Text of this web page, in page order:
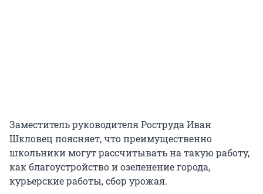
Заместитель руководителя Роструда Иван
Шкловец поясняет, что преимущественно
школьники могут рассчитывать на такую работу,
как благоустройство и озеленение города,
курьерские работы, сбор урожая.